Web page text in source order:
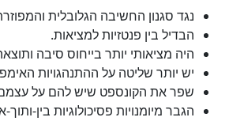
נגד סגנון החשיבה הגלובלית
הבדיל בין פנטזיות למציאות.
היה מציאותי יותר בייחוס סיבה
יש יותר שליטה על ההתנהגויות
שפר את הקונספט שיש להם על
הגבר מיומנויות פסיכולוגיות בין-ותוך-